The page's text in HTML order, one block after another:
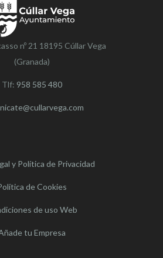
nº 21 18195 Cúllar Vega
(Granada)
Tlf: 958 585 480
y Política de Privacidad
de Cookies
de uso Web
tu Empresa